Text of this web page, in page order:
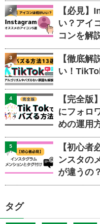
【必見
い？アイ
コンを解
2
【徹底解
い！
3
【完全
にフォロ
めの運用
4
【初心者
ンスタの
が違うの？
5
タグ